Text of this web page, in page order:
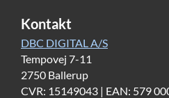
Kontakt
DBC DIGITAL A/S
Tempovej 7-11
2750 Ballerup
CVR: 15149043 | EAN: 579